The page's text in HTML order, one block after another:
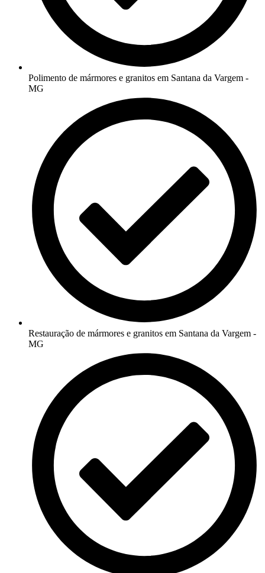
Polimento de mármores e granitos em Santana da Vargem -
MG
Restauração de mármores e granitos em Santana da Vargem -
MG